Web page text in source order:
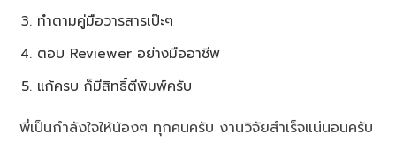
ทำตามคู่มือวารสารเป๊ะๆ
ตอบ Reviewer อย่างมืออาชีพ
แก้ครบ ก็มีสิทธิ์ตีพิมพ์ครับ
พี่เป็นกำลังใจให้น้องๆ ทุกคนครับ งานวิจัยสำเร็จแน่นอนครับ